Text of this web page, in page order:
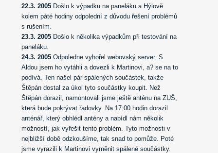
22.3. 2005 Došlo k výpadku na paneláku a Hýlově
kolem páté hodiny odpolední z důvodu řešení problémů
s rušením.
23.3. 2005 Došlo k několika výpadkům při testování na
paneláku.
24.3. 2005 Odpoledne vyhořel webovský server. S
Aldou jsem ho vytáhli a dovezli k Martinovi, a? se na to
podívá. Ten našel pár spálených součástek, takže
Štěpán dostal za úkol tyto součástky koupit. Než
Štěpán dorazil, namontovali jsme ještě anténu na ZUŠ,
která bude pokrývat řadovky. Na 17:00 hodin dorazil
anténář, který obhlédl antény a nabídl nám několik
možností, jak vyřešit tento problém. Tyto možnosti v
nejbližší době odzkoušíme, tak snad to pomůže. Poté
jsme vyrazili k Martinovi vyměnit spálené součástky.